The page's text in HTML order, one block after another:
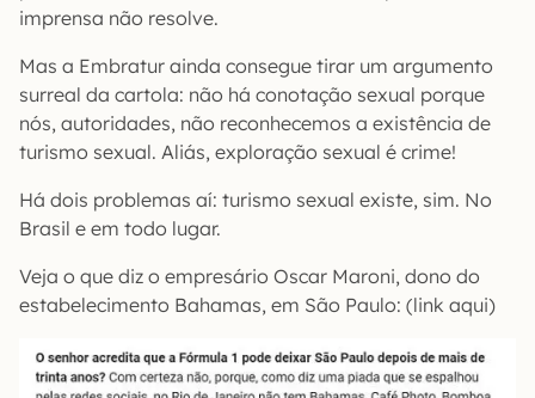
imprensa não resolve.
Mas a Embratur ainda consegue tirar um argumento
surreal da cartola: não há conotação sexual porque
nós, autoridades, não reconhecemos a existência de
turismo sexual. Aliás, exploração sexual é crime!
Há dois problemas aí: turismo sexual existe, sim. No
Brasil e em todo lugar.
Veja o que diz o empresário Oscar Maroni, dono do
estabelecimento Bahamas, em São Paulo: (link aqui)